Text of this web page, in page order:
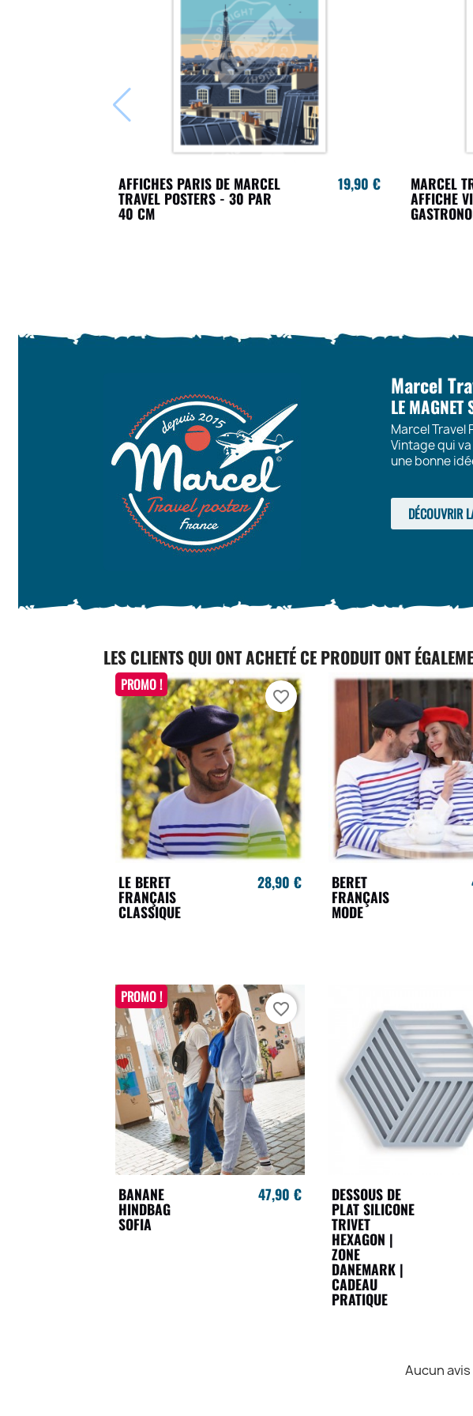
AFFICHES PARIS DE MARCEL
TRAVEL POSTERS - 30 PAR
40 CM
19,90 € MARCEL
AFFICHE
Marcel
LE MAGNET
Marcel Travel
Vintage qui
une bonne
DÉCOUVRIR
LES CLIENTS QUI ONT ACHETÉ CE PRODUIT ONT
LE BERET
FRANÇAIS
CLASSIQUE
28,90 €
PROMO !
favorite_border
BERET
FRANÇAIS
MODE
BANANE
HINDBAG
SOFIA
47,90 €
PROMO !
favorite_border
DESSOUS DE
PLAT SILICONE
TRIVET
HEXAGON |
ZONE
DANEMARK |
CADEAU
PRATIQUE
Aucun